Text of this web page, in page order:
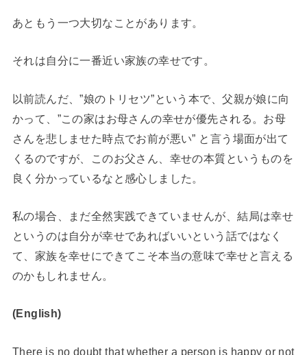
あともう一つ大切なことがあります。
それは自分に一番近い家族の幸せです。
以前読んだ、”娘のトリセツ”という本で、父親が娘に向
かって、”この家はお母さんの幸せが優先される。お母
さんを悲しませた時点でお前が悪い” と言う場面が出て
くるのですが、このお父さん、幸せの本質というものを
良く分かっているなと感心しました。
私の場合、まだ全然実践できていませんが、結局は幸せ
というのは自分が幸せであればいいという話ではなく
て、家族を幸せにできてこそ本当の意味で幸せと言える
のかもしれません。
(English)
There is no doubt that whether a person is happy or not